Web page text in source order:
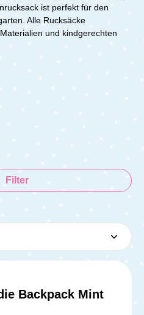
ist perfekt für den
Alle Rucksäcke
und kindgerechten
Filter
Backpack Mint